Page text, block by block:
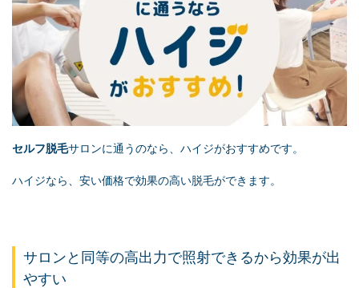
セルフ脱毛サロンに通うのなら、ハイジがおすすめです。
ハイジなら、安い価格で効果の高い脱毛ができます。
サロンと同等の高出力で照射できるから効果が出
やすい